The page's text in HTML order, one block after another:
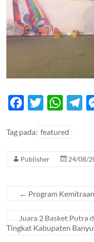
F
e
o
k
T
itt
W
at
A
p
T
a
Tag pada: featured
Publisher 24/08/
← Program
Juara 2 Basket Putra
Tingkat Kabupaten